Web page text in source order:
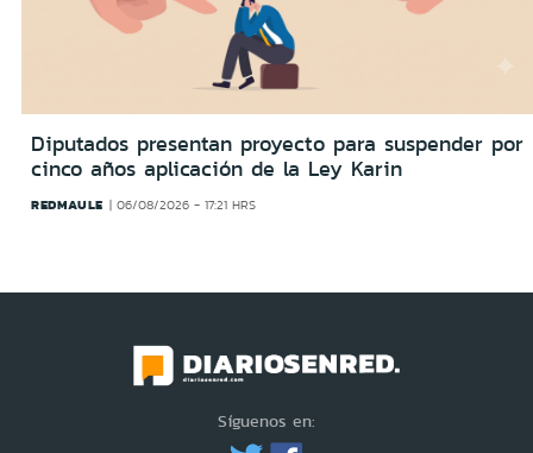
Diputados presentan proyecto para suspender por
cinco años aplicación de la Ley Karin
REDMAULE 06/08/2026 - 17:21 HRS
Síguenos en: